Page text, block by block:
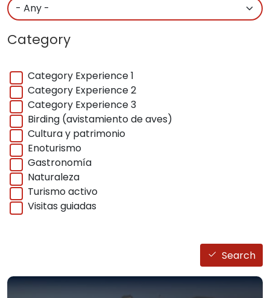
Category
Category Experience 1
Category Experience 2
Category Experience 3
Birding (avistamiento de aves)
Cultura y patrimonio
Enoturismo
Gastronomía
Naturaleza
Turismo activo
Visitas guiadas
Search